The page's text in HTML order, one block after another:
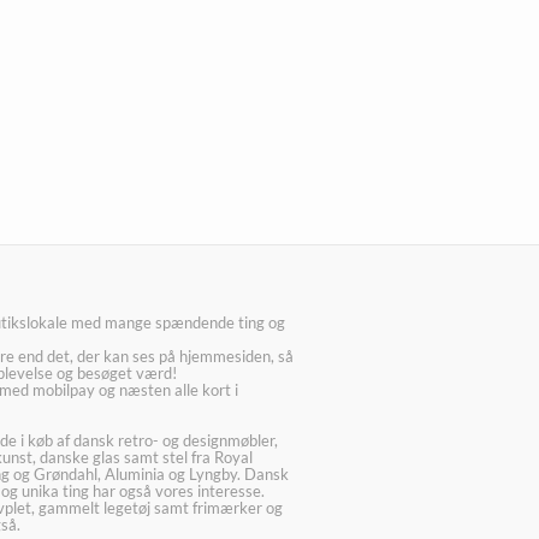
med mange spændende ting og
end det, der kan ses på hjemmesiden, så
og besøget værd!
mobilpay og næsten alle kort i
i køb af dansk retro- og designmøbler,
danske glas samt stel fra Royal
og Grøndahl, Aluminia og Lyngby. Dansk
unika ting har også vores interesse.
gammelt legetøj samt frimærker og